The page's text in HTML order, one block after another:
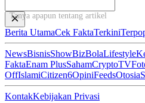
Tanya apapun tentang artikel ini...
Berita UtamaCek FaktaTerkini
NewsBisnisShowBizBolaLifestyle
FaktaEnam PlusSahamCryptoTV
OffIslamiCitizen6OpiniFeedsOtosia
KontakKebijakan Privasi